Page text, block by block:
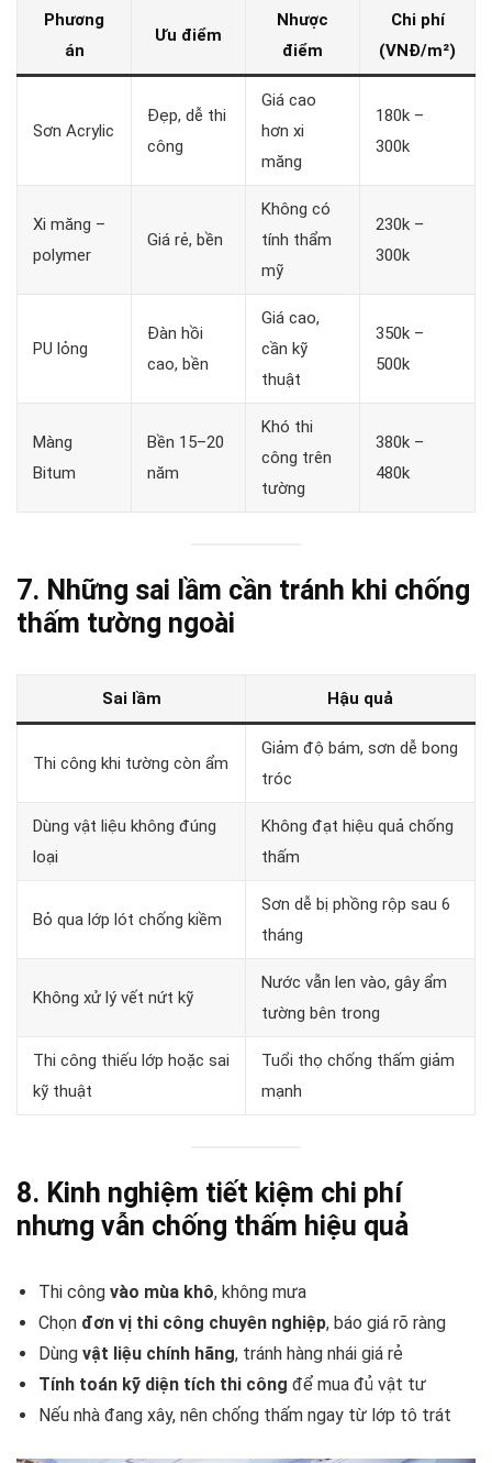
Phương
án
Ưu điểm
Nhược
điểm
Chi phí
(VNĐ/m²)
Sơn Acrylic
Đẹp, dễ thi
công
Giá cao
hơn xi
măng
180k –
300k
Xi măng –
polymer
Giá rẻ, bền
Không có
tính thẩm
mỹ
230k –
300k
PU lỏng
Đàn hồi
cao, bền
Giá cao,
cần kỹ
thuật
350k –
500k
Màng
Bitum
Bền 15–20
năm
Khó thi
công trên
tường
380k –
480k
7. Những sai lầm cần tránh khi chống
thấm tường ngoài
Sai lầm Hậu quả
Thi công khi tường còn ẩm
Giảm độ bám, sơn dễ bong
tróc
Dùng vật liệu không đúng
loại
Không đạt hiệu quả chống
thấm
Bỏ qua lớp lót chống kiềm
Sơn dễ bị phồng rộp sau 6
tháng
Không xử lý vết nứt kỹ
Nước vẫn len vào, gây ẩm
tường bên trong
Thi công thiếu lớp hoặc sai
kỹ thuật
Tuổi thọ chống thấm giảm
mạnh
8. Kinh nghiệm tiết kiệm chi phí
nhưng vẫn chống thấm hiệu quả
Thi công vào mùa khô, không mưa
Chọn đơn vị thi công chuyên nghiệp, báo giá rõ ràng
Dùng vật liệu chính hãng, tránh hàng nhái giá rẻ
Tính toán kỹ diện tích thi công để mua đủ vật tư
Nếu nhà đang xây, nên chống thấm ngay từ lớp tô trát